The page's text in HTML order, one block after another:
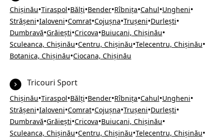
Chișinău•Tiraspol•Bălți•Bender•Rîbnița•Cahul•Ungheni•
Strășeni•Ialoveni•Comrat•Cojușna•Trușeni•Durlești•
Dumbravă•Grăiești•Cricova•Buiucani, Chișinău•
Sculeanca, Chișinău•Centru, Chișinău•Telecentru, Chișinău•
Botanica, Chișinău•Ciocana, Chișinău
Tricouri Sport
Chișinău•Tiraspol•Bălți•Bender•Rîbnița•Cahul•Ungheni•
Strășeni•Ialoveni•Comrat•Cojușna•Trușeni•Durlești•
Dumbravă•Grăiești•Cricova•Buiucani, Chișinău•
Sculeanca, Chișinău•Centru, Chișinău•Telecentru, Chișinău•